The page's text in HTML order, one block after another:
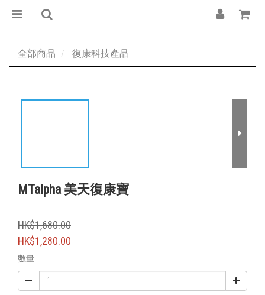
全部商品 復康科技產品
MTalpha 美天復康寶
HK$1,680.00
HK$1,280.00
數量